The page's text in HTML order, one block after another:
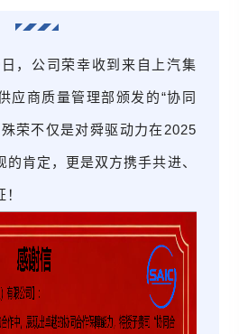
，公司荣幸收到来自上汽集
应商质量管理部颁发的“协同
荣不仅是对舜驱动力在2025
肯定，更是双方携手共进、